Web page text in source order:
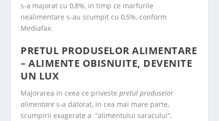
s-a majorat cu 0,8%, in timp ce marfurile
nealimentare s-au scumpit cu 0,5%, conform
Mediafax.
PRETUL PRODUSELOR ALIMENTARE
– ALIMENTE OBISNUITE, DEVENITE
UN LUX
Majorarea in ceea ce privestepretul produselor
alimentare s-a datorat, in cea mai mare parte,
scumpirii exagerate a “alimentului saracului”,